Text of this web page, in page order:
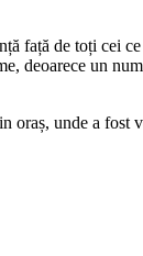
față de toți cei
deoarece un
unde a fost